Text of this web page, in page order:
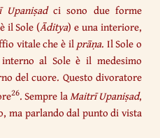
Upaniṣadci sono due forme
il Sole (Āditya) e una interiore,
vitale che è ilprāṇa. Il Sole o
al Sole è il medesimo
del cuore. Questo divoratore
26. Sempre laMaitrī Upaniṣad,
ma parlando dal punto di vista